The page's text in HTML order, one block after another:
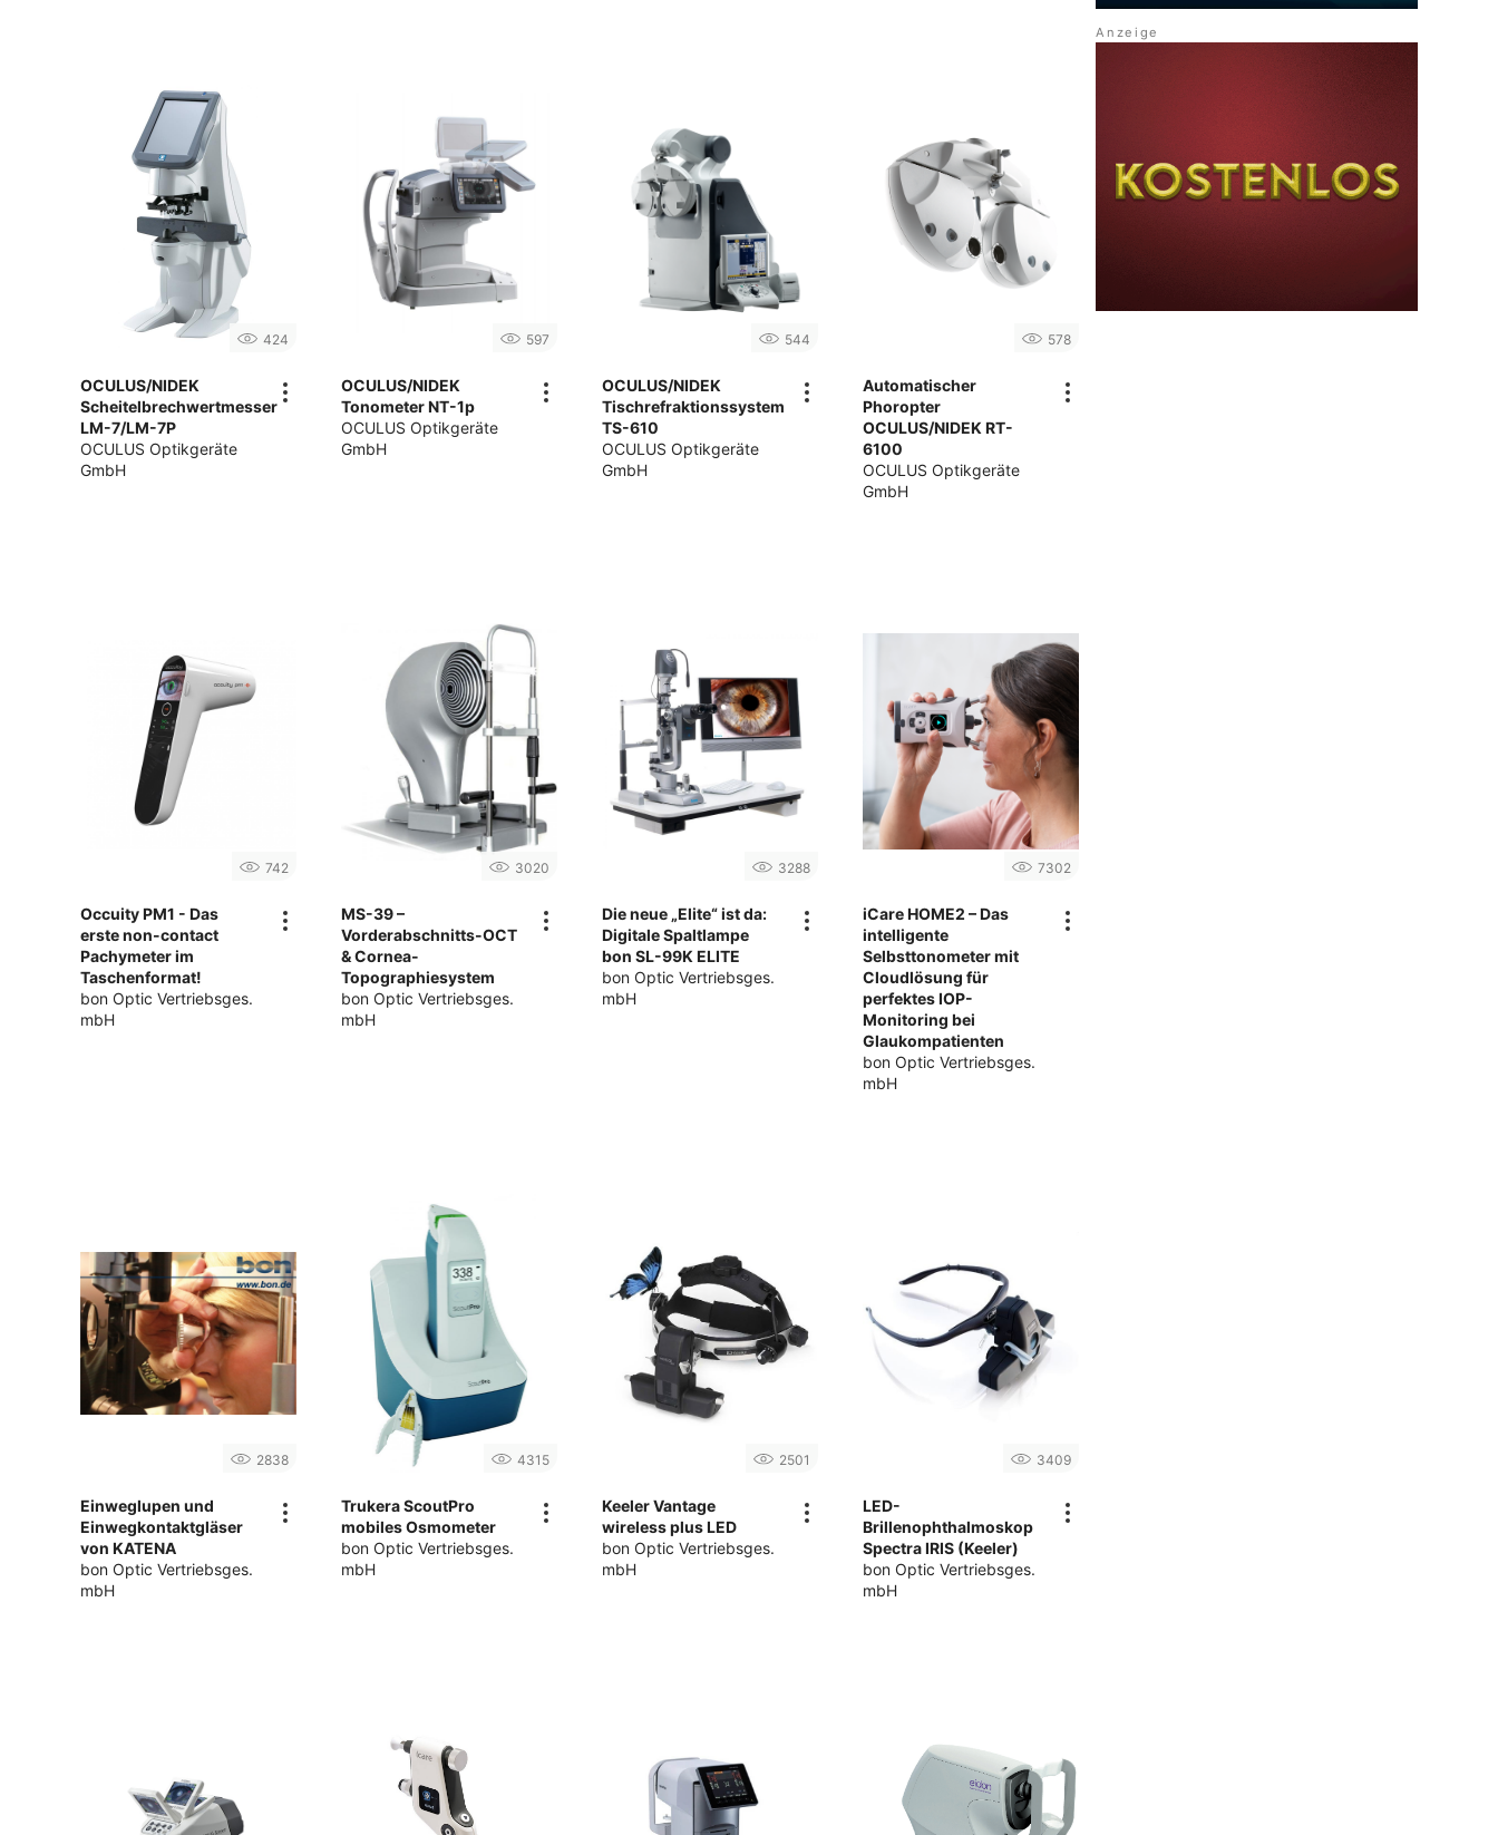
424
OCULUS/NIDEK
Scheitelbrechwertmesser
LM-7/LM-7P
OCULUS Optikgeräte
GmbH
597
OCULUS/NIDEK
Tonometer NT-1p
OCULUS Optikgeräte
GmbH
544
OCULUS/NIDEK
Tischrefraktionssystem
TS-610
OCULUS Optikgeräte
GmbH
578
Automatischer
Phoropter
OCULUS/NIDEK RT-
6100
OCULUS Optikgeräte
GmbH
742
Occuity PM1 - Das
erste non-contact
Pachymeter im
Taschenformat!
bon Optic Vertriebsges.
mbH
3020
MS-39 –
Vorderabschnitts-OCT
& Cornea-
Topographiesystem
bon Optic Vertriebsges.
mbH
3288
Die neue „Elite“ ist da:
Digitale Spaltlampe
bon SL-99K ELITE
bon Optic Vertriebsges.
mbH
7302
iCare HOME2 – Das
intelligente
Selbsttonometer mit
Cloudlösung für
perfektes IOP-
Monitoring bei
Glaukompatienten
bon Optic Vertriebsges.
mbH
2838
Einweglupen und
Einwegkontaktgläser
von KATENA
bon Optic Vertriebsges.
mbH
4315
Trukera ScoutPro
mobiles Osmometer
bon Optic Vertriebsges.
mbH
2501
Keeler Vantage
wireless plus LED
bon Optic Vertriebsges.
mbH
3409
LED-
Brillenophthalmoskop
Spectra IRIS (Keeler)
bon Optic Vertriebsges.
mbH